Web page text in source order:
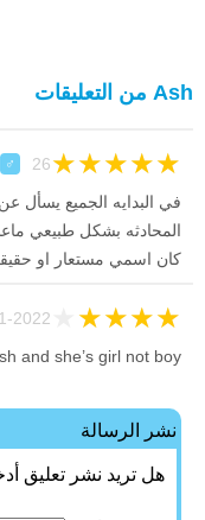
Ash من التعليقات
♂ 26 عاماً 01-09-2021 ★
★
★
★
★
في البدايه الجميع يسأل
المحادثه بشكل طبيعي
كان اسمي مستعار او
2022 ★
★
★
★
and she’s girl not boy
نشر الرسالة
هل تريد نشر تعليق